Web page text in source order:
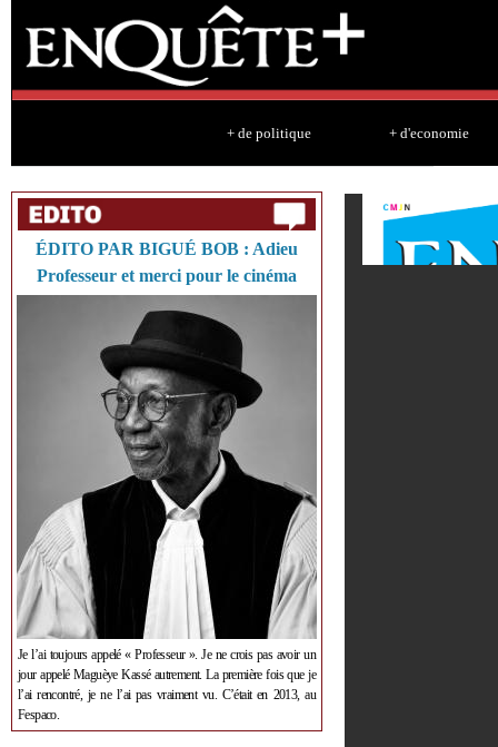
+ de politique + d'economie
ÉDITO PAR BIGUÉ BOB : Adieu
Professeur et merci pour le cinéma
Je l’ai toujours appelé « Professeur ». Je ne crois pas avoir un
jour appelé Maguèye Kassé autrement. La première fois que je
l’ai rencontré, je ne l’ai pas vraiment vu. C’était en 2013, au
Fespaco.